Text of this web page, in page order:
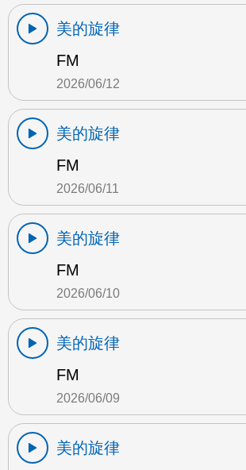
美的旋律
FM
2026/06/12
美的旋律
FM
2026/06/11
美的旋律
FM
2026/06/10
美的旋律
FM
2026/06/09
美的旋律